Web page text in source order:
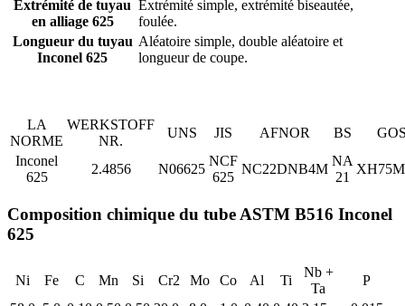
Extrémité de tuyau
en alliage 625
Extrémité simple, extrémité biseautée,
foulée.
Longueur du tuyau
Inconel 625
Aléatoire simple, double aléatoire et
longueur de coupe.
LA
NORME
WERKSTOFF
NR.
UNS JIS AFNOR BS
Inconel
625
2.4856 N06625
NCF
625
NC22DNB4M
NA
21
Composition chimique du tube ASTM B516 Inconel
625
Ni Fe C Mn Si Cr2 Mo Co Al Ti
Nb +
Ta
P